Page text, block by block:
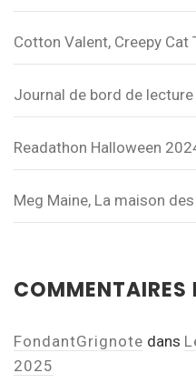
Cotton Valent, Creepy Cat
Journal de bord de
Readathon Halloween
Meg Maine, La maison
COMMENTAIRES
FondantGrignote dans
2025